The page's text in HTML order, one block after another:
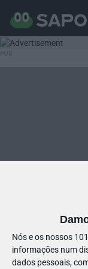
Nós e os nossos
informações num
dados pessoais,